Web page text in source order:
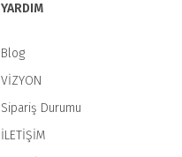
YARDIM
Blog
VİZYON
Sipariş Durumu
İLETİŞİM